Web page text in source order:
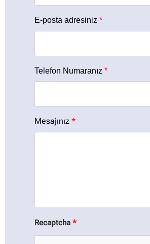
E-posta adresiniz *
Telefon Numaranız *
Mesajınız *
Recaptcha *